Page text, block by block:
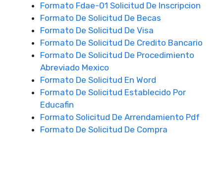
Formato Fdae-01 Solicitud De Inscripcion
Formato De Solicitud De Becas
Formato De Solicitud De Visa
Formato De Solicitud De Credito Bancario
Formato De Solicitud De Procedimiento
Abreviado Mexico
Formato De Solicitud En Word
Formato De Solicitud Establecido Por
Educafin
Formato Solicitud De Arrendamiento Pdf
Formato De Solicitud De Compra